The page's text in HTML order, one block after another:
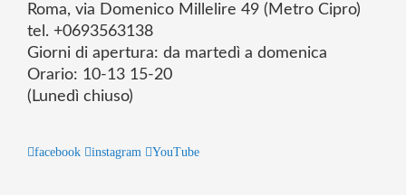
Roma, via Domenico Millelire 49 (Metro Cipro)
tel. +0693563138
Giorni di apertura: da martedì a domenica
Orario: 10-13 15-20
(Lunedì chiuso)
facebook instagram YouTube